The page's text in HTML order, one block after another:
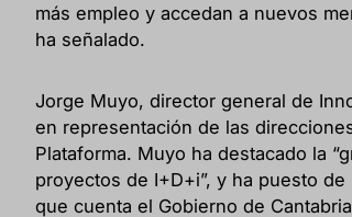
más empleo y accedan a nuevos
ha señalado.
Jorge Muyo, director general de
en representación de las
Plataforma. Muyo ha destacado la
proyectos de I+D+i”, y ha puesto
que cuenta el Gobierno de